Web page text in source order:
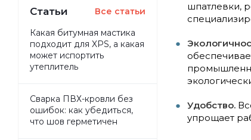
шпатлевки,
Удобство.
упрощает
Статьи Все статьи
Какая битумная мастика
подходит для XPS, а какая
может испортить
утеплитель
Сварка ПВХ-кровли без
ошибок: как убедиться,
что шов герметичен